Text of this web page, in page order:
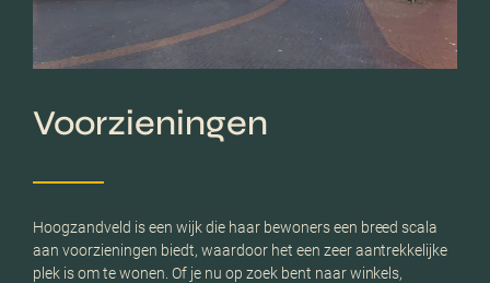
Voorzieningen
Hoogzandveld is een wijk die haar bewoners een breed scala
aan voorzieningen biedt, waardoor het een zeer aantrekkelijke
plek is om te wonen. Of je nu op zoek bent naar winkels,